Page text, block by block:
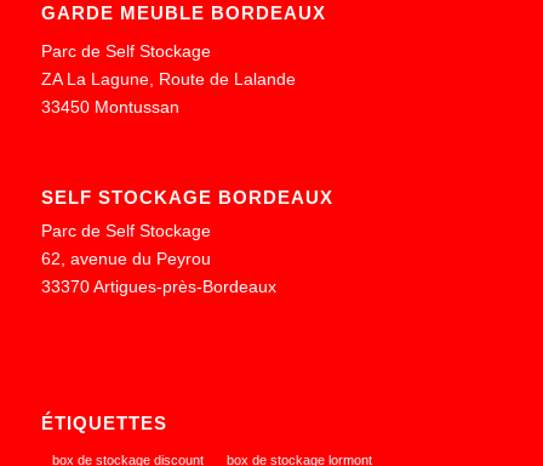
GARDE MEUBLE BORDEAUX
Parc de Self Stockage
ZA La Lagune, Route de Lalande
33450 Montussan
SELF STOCKAGE BORDEAUX
Parc de Self Stockage
62, avenue du Peyrou
33370 Artigues-près-Bordeaux
ÉTIQUETTES
box de stockage discount box de stockage lormont